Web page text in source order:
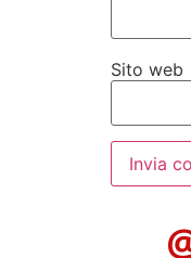
Sito web